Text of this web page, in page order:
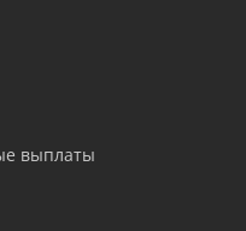
выплаты